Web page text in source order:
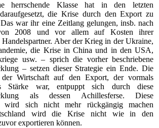
herrschende Klasse hat in den letzten
die Krise durch den Export zu
war ihr eine Zeitlang gelungen, insb. nach
2008 und vor allem auf Kosten ihrer
Handelspartner. Aber der Krieg in der Ukraine,
die Krise in China und in den USA,
usw. – sprich die vorher beschriebene
– setzen dieser Strategie ein Ende. Die
der Wirtschaft auf den Export, der vormals
Stärke war, entpuppt sich durch diese
als dessen Achillesferse. Diese
wird sich nicht mehr rückgängig machen
wird die Krise nicht wie in den
exportieren können.